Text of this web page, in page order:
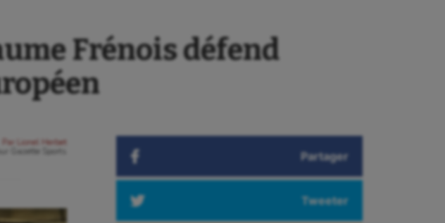
Frénois défend
Par
Lionel Herbet
Gazette Sports Partager
Tweeter